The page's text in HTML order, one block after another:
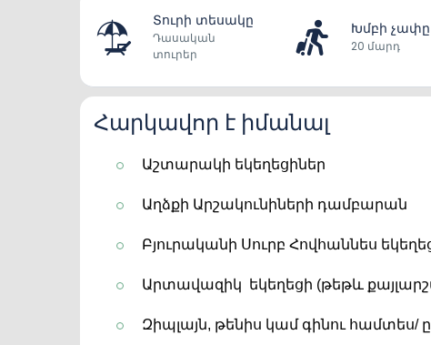
Տուրի տեսակը
Դասական
տուրեր
Խմբի չափը
20 մարդ
Հարկավոր է իմանալ
Աշտարակի եկեղեցիներ
Աղձքի Արշակունիների դամբարան
Բյուրականի Սուրբ Հովհաննես
Արտավազիկ  եկեղեցի (թեթև
Զիպլայն, թենիս կամ գինու համտես/